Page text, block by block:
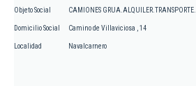
Objeto Social CAMIONES GRUA.ALQUILER.TRANSPORTE.
Domicilio Social Camino de Villaviciosa , 14
Localidad Navalcarnero